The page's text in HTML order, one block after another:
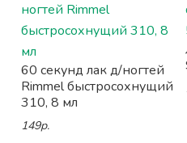
60 секунд лак д/ногтей
Rimmel быстросохнущий
310, 8 мл
149р.